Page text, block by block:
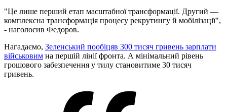
"Це лише перший етап масштабної трансформації. Другий —
комплексна трансформація процесу рекрутингу й мобілізації",
- наголосив Федоров.
Нагадаємо, Зеленський пообіцяв 300 тисяч гривень зарплати
військовим на першій лінії фронта. А мінімальний рівень
грошового забезпечення у тилу становитиме 30 тисяч
гривень.